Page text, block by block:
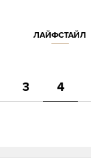
ЛАЙФСТАЙЛ
3 4